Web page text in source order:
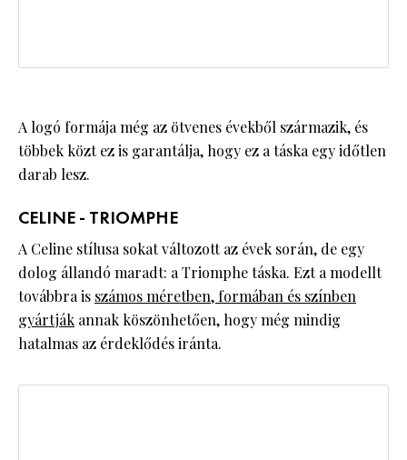
A logó formája még az ötvenes évekből származik, és
többek közt ez is garantálja, hogy ez a táska egy időtlen
darab lesz.
CELINE - TRIOMPHE
A Celine stílusa sokat változott az évek során, de egy
dolog állandó maradt: a Triomphe táska. Ezt a modellt
továbbra is számos méretben, formában és színben
gyártják annak köszönhetően, hogy még mindig
hatalmas az érdeklődés iránta.